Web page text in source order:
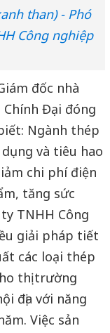
than) - Phó
Công nghiệp
đốc nhà
Chính Đại đóng
Ngành thép
và tiêu hao
chi phí điện
tăng sức
TNHH Công
giải pháp tiết
các loại thép
thị trường
địa với năng
Việc sản